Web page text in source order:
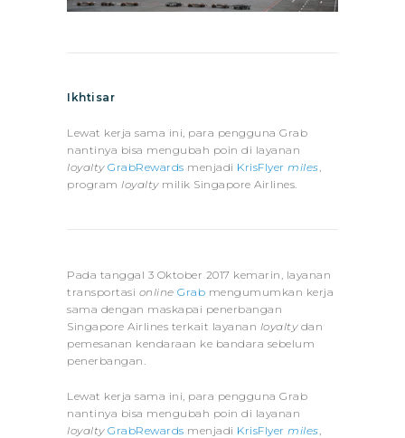
Ikhtisar
Lewat kerja sama ini, para pengguna Grab
nantinya bisa mengubah poin di layanan
loyalty GrabRewards menjadi KrisFlyer miles
program loyaltymilik Singapore Airlines.
Pada tanggal 3 Oktober 2017 kemarin, layanan
transportasi online Grab mengumumkan kerja
sama dengan maskapai penerbangan
Singapore Airlines terkait layanan loyaltydan
pemesanan kendaraan ke bandara sebelum
penerbangan.
Lewat kerja sama ini, para pengguna Grab
nantinya bisa mengubah poin di layanan
loyalty GrabRewards menjadi KrisFlyer miles